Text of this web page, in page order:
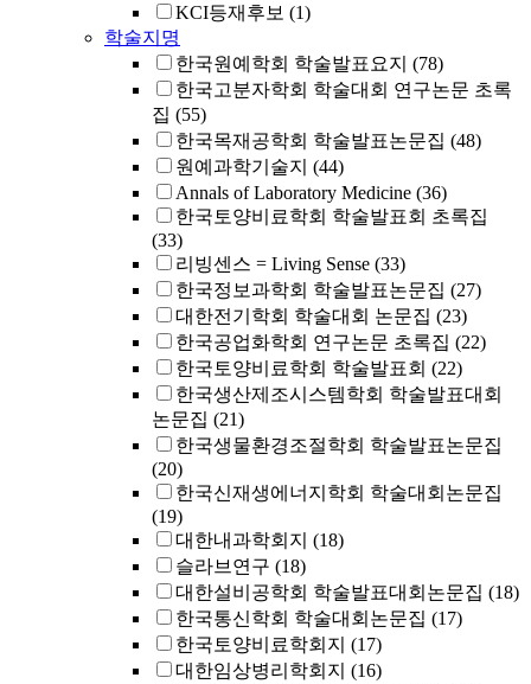
KCI등재후보 (1)
학술지명
한국원예학회 학술발표요지 (78)
한국고분자학회 학술대회 연구논문 초록
집 (55)
한국목재공학회 학술발표논문집 (48)
원예과학기술지 (44)
Annals of Laboratory Medicine (36)
한국토양비료학회 학술발표회 초록집
(33)
리빙센스 = Living Sense (33)
한국정보과학회 학술발표논문집 (27)
대한전기학회 학술대회 논문집 (23)
한국공업화학회 연구논문 초록집 (22)
한국토양비료학회 학술발표회 (22)
한국생산제조시스템학회 학술발표대회
논문집 (21)
한국생물환경조절학회 학술발표논문집
(20)
한국신재생에너지학회 학술대회논문집
(19)
대한내과학회지 (18)
슬라브연구 (18)
대한설비공학회 학술발표대회논문집 (18)
한국통신학회 학술대회논문집 (17)
한국토양비료학회지 (17)
대한임상병리학회지 (16)